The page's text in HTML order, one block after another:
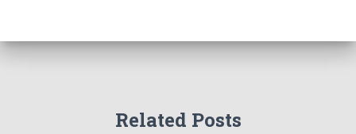
Related Posts